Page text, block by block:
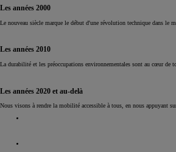
Les années 2000
Le nouveau siècle marque le début d'une révolution technique dans le
Les années 2010
La durabilité et les préoccupations environnementales sont au cœur de
Les années 2020 et au-delà
Nous visons à rendre la mobilité accessible à tous, en nous appuyant